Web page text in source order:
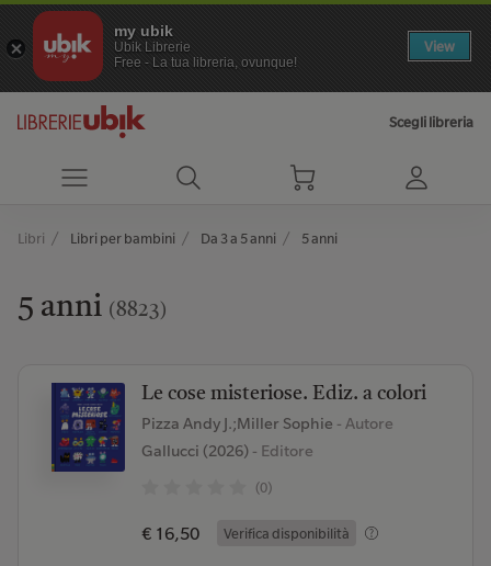
my ubik
Ubik Librerie
Free - La tua libreria, ovunque!
View
Scegli libreria
Libri Libri per bambini Da 3 a 5 anni 5 anni
5 anni (8823)
Le cose misteriose. Ediz. a colori
Pizza Andy J.;Miller Sophie - Autore
Gallucci (2026)- Editore
(0)
€ 16,50 Verifica disponibilità